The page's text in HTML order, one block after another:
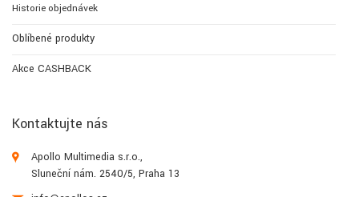
Historie objednávek
Oblíbené produkty
Akce CASHBACK
Kontaktujte nás
Apollo Multimedia s.r.o.,
Sluneční nám. 2540/5, Praha 13